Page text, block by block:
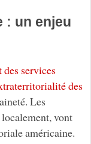
: un enjeu
des services
des
Les
localement, vont
américaine.